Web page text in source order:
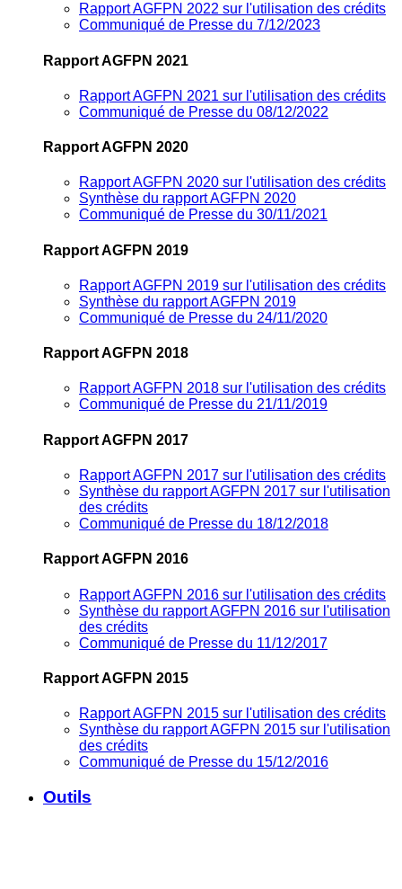
Rapport AGFPN 2022 sur l'utilisation des crédits
Communiqué de Presse du 7/12/2023
Rapport AGFPN 2021
Rapport AGFPN 2021 sur l'utilisation des crédits
Communiqué de Presse du 08/12/2022
Rapport AGFPN 2020
Rapport AGFPN 2020 sur l'utilisation des crédits
Synthèse du rapport AGFPN 2020
Communiqué de Presse du 30/11/2021
Rapport AGFPN 2019
Rapport AGFPN 2019 sur l'utilisation des crédits
Synthèse du rapport AGFPN 2019
Communiqué de Presse du 24/11/2020
Rapport AGFPN 2018
Rapport AGFPN 2018 sur l'utilisation des crédits
Communiqué de Presse du 21/11/2019
Rapport AGFPN 2017
Rapport AGFPN 2017 sur l'utilisation des crédits
Synthèse du rapport AGFPN 2017 sur l'utilisation
des crédits
Communiqué de Presse du 18/12/2018
Rapport AGFPN 2016
Rapport AGFPN 2016 sur l'utilisation des crédits
Synthèse du rapport AGFPN 2016 sur l'utilisation
des crédits
Communiqué de Presse du 11/12/2017
Rapport AGFPN 2015
Rapport AGFPN 2015 sur l'utilisation des crédits
Synthèse du rapport AGFPN 2015 sur l'utilisation
des crédits
Communiqué de Presse du 15/12/2016
Outils